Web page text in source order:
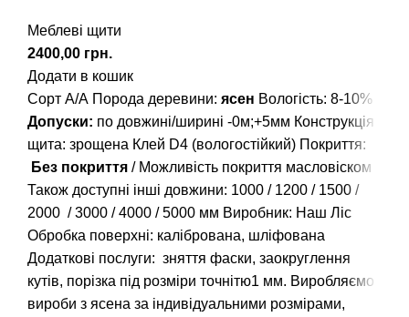
Меблеві щити
грн.
Додати в кошик
Сорт А/А Порода деревини: ясен Вологість: 8-10%
Допуски: по довжині/ширині -0м;+5мм Конструкція
щита: зрощена Клей D4 (вологостійкий) Покриття:
Без покриття / Можливість покриття масловіском
Також доступні інші довжини: 1000 / 1200 / 1500 /
2000 /3000 /4000 /5000 мм Виробник: Наш Ліс
Обробка поверхні: калібрована, шліфована
Додаткові послуги: зняття фаски, заокруглення
кутів, порізка під розміри точнітю1 мм. Виробляємо
вироби з ясена за індивідуальними розмірами,